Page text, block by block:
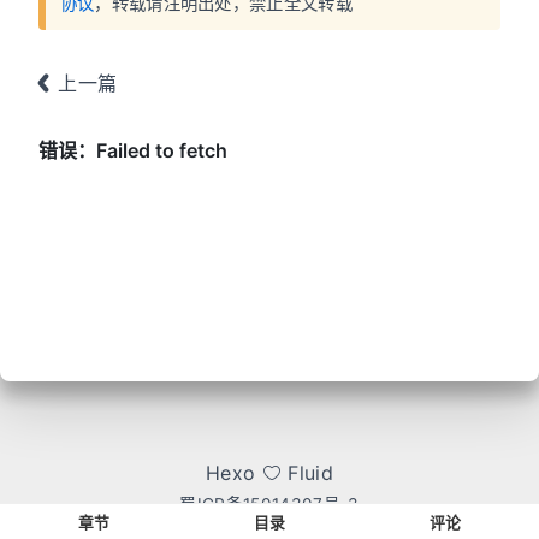
上一篇
章节 目录 评论
Hexo Fluid
蜀ICP备15014307号-3